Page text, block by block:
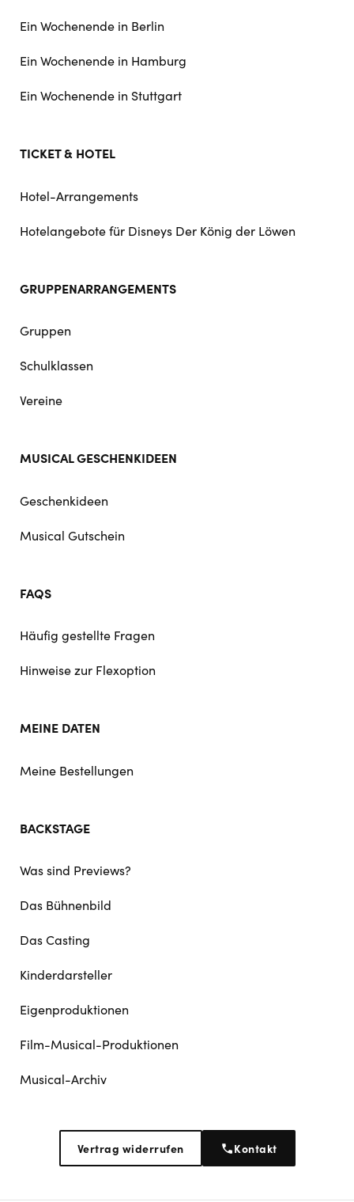
Ein Wochenende in Berlin
Ein Wochenende in Hamburg
Ein Wochenende in Stuttgart
TICKET & HOTEL
Hotel-Arrangements
Hotelangebote für Disneys Der König der Löwen
GRUPPENARRANGEMENTS
Gruppen
Schulklassen
Vereine
MUSICAL GESCHENKIDEEN
Geschenkideen
Musical Gutschein
FAQS
Häufig gestellte Fragen
Hinweise zur Flexoption
MEINE DATEN
Meine Bestellungen
BACKSTAGE
Was sind Previews?
Das Bühnenbild
Das Casting
Kinderdarsteller
Eigenproduktionen
Film-Musical-Produktionen
Musical-Archiv
Vertrag widerrufen Kontakt